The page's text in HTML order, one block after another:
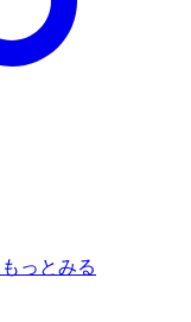
っとみる